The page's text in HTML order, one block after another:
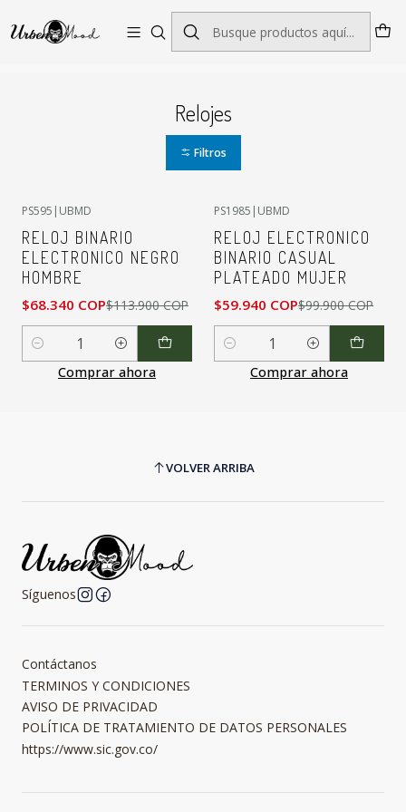
Envío GRATIS desde $60.000 | Entregas rápidas 1–5 días hábiles
Inicio Relojes
Relojes
Filtros
PS595 | UBMD
RELOJ BINARIO
ELECTRONICO NEGRO
HOMBRE
$68.340 COP$113.900 COP
Cantidad
Comprar ahora
PS1985 | UBMD
RELOJ ELECTRONICO
BINARIO CASUAL
PLATEADO MUJER
$59.940 COP$99.900 COP
Cantidad
Comprar ahora
VOLVER ARRIBA
Síguenos
Contáctanos
TERMINOS Y CONDICIONES
AVISO DE PRIVACIDAD
POLÍTICA DE TRATAMIENTO DE DATOS PERSONALES
https://www.sic.gov.co/